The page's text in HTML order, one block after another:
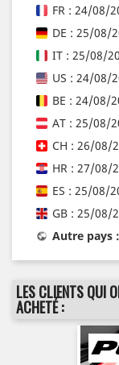
FR : 24/08/
DE : 25/08/
IT : 25/08/
US : 24/08/
BE : 24/08/
AT : 25/08/
CH : 26/08/
HR : 27/08/
ES : 25/08/
GB : 25/08/
Autre pays
LES CLIENTS QUI
ACHETÉ :